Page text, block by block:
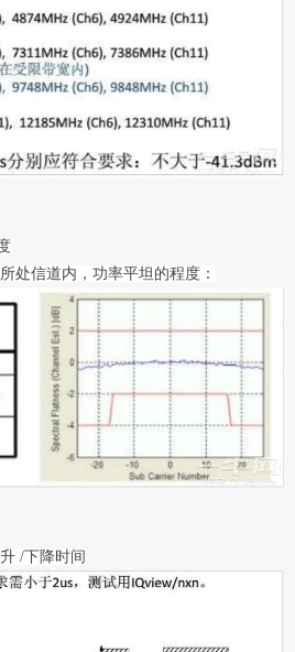
处信道内，功率平坦的程度：
/下降时间